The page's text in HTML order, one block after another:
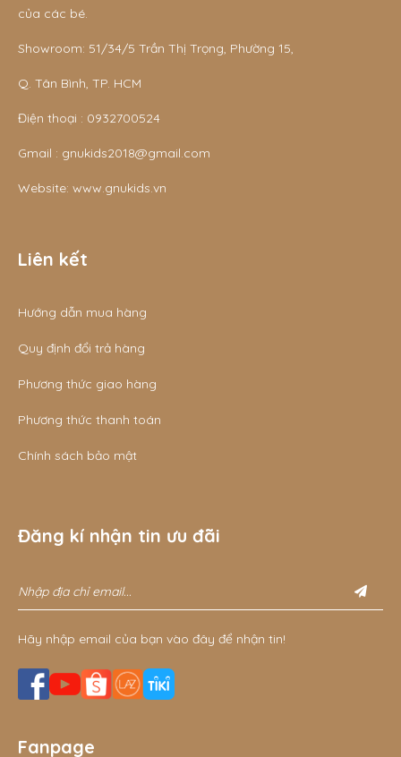
của các bé.
Showroom: 51/34/5 Trần Thị Trọng, Phường 15,
Q. Tân Bình, TP. HCM
Điện thoại : 0932700524
Gmail : gnukids2018@gmail.com
Website: www.gnukids.vn
Liên kết
Hướng dẫn mua hàng
Quy định đổi trả hàng
Phương thức giao hàng
Phương thức thanh toán
Chính sách bảo mật
Đăng kí nhận tin ưu đãi
Hãy nhập email của bạn vào đây để nhận tin!
Fanpage